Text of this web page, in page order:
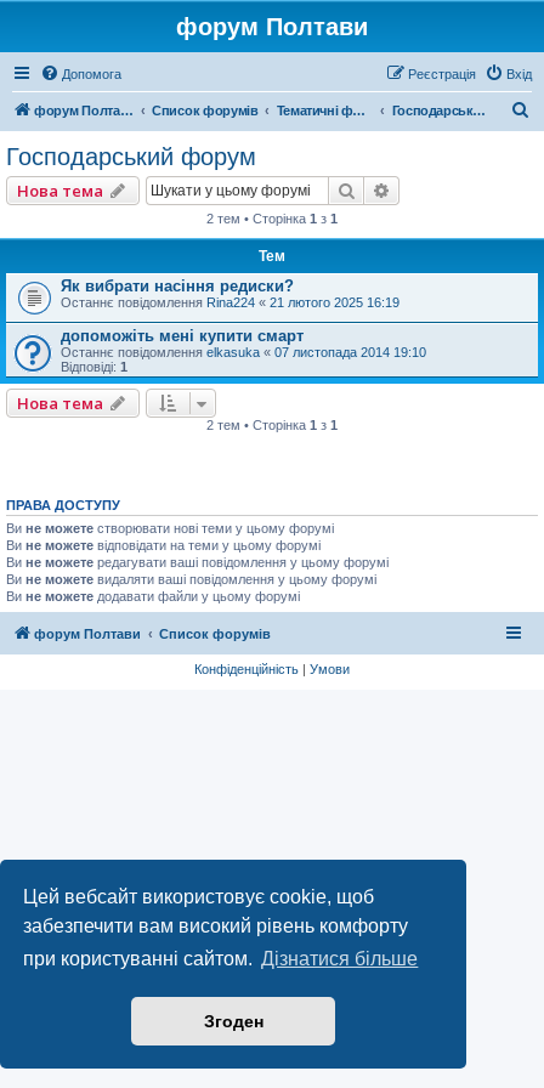
Цей вебсайт використовує cookie, щоб
забезпечити вам високий рівень комфорту
при користуванні сайтом. Дізнатися більше
Згоден
форум Полтави
Допомога Вхід
Реєстрація
форум Полтави Список форумів Тематичні форуми Господарський форум
Господарський форум
Нова тема Пошук
2 тем • Сторінка 1 з 1
Тем
Як вибрати насіння редиски?
Останнє повідомлення Rina224 « 21 лютого 2025 16:19
допоможіть мені купити смарт
Останнє повідомлення elkasuka « 07 листопада 2014 19:10
Відповіді: 1
Нова тема
2 тем • Сторінка 1 з 1
ПРАВА ДОСТУПУ
Ви не можете створювати нові теми у цьому форумі
Ви не можете відповідати на теми у цьому форумі
Ви не можете редагувати ваші повідомлення у цьому форумі
Ви не можете видаляти ваші повідомлення у цьому форумі
Ви не можете додавати файли у цьому форумі
форум Полтави Список форумів
Конфіденційність | Умови